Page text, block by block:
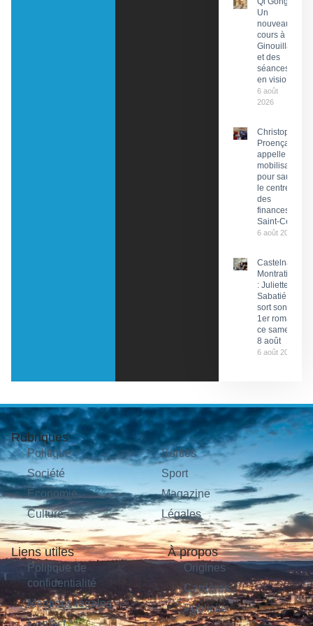
Un
nouveau
cours à
Ginouillac
et des
séances
en visio
6 août
2026
Christophe
Proença
appelle à la
mobilisation
pour sauver
le centre
des
finances de
Saint-Céré
6 août 2026
Castelnau-
Montratier
: Juliette
Sabatié
sort son
1er roman
ce samedi
8 août
6 août 2026
Rubriques
Politique
Société
Économie
Culture
Sorties
Sport
Magazine
Légales
Liens utiles
Politique de
confidentialité
Mentions légales
Contact
À propos
Origines
Carrières
Publicité